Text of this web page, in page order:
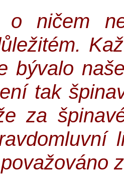
ničem
bývalo
tak
za